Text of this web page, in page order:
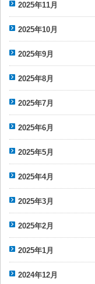
2025年11月
2025年10月
2025年9月
2025年8月
2025年7月
2025年6月
2025年5月
2025年4月
2025年3月
2025年2月
2025年1月
2024年12月